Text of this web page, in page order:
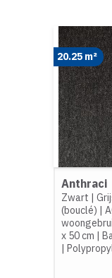
20.25 m²
Anthraci
Zwart |
(bouclé) |
x 50 cm |
|